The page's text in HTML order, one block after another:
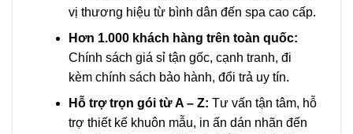
vị thương hiệu từ bình dân đến spa cao cấp.
Hơn 1.000 khách hàng trên toàn quốc:
Chính sách giá sỉ tận gốc, cạnh tranh, đi
kèm chính sách bảo hành, đổi trả uy tín.
Hỗ trợ trọn gói từ A – Z: Tư vấn tận tâm, hỗ
trợ thiết kế khuôn mẫu, in ấn dán nhãn đến